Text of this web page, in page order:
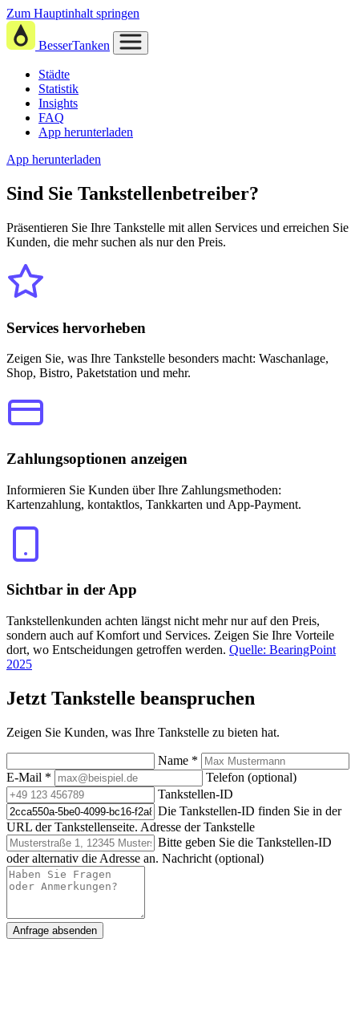
Zum Hauptinhalt springen
BesserTanken
Städte
Statistik
Insights
FAQ
App herunterladen
App herunterladen
Sind Sie Tankstellenbetreiber?
Präsentieren Sie Ihre Tankstelle mit allen Services und erreichen Sie
Kunden, die mehr suchen als nur den Preis.
Services hervorheben
Zeigen Sie, was Ihre Tankstelle besonders macht: Waschanlage,
Shop, Bistro, Paketstation und mehr.
Zahlungsoptionen anzeigen
Informieren Sie Kunden über Ihre Zahlungsmethoden:
Kartenzahlung, kontaktlos, Tankkarten und App-Payment.
Sichtbar in der App
Tankstellenkunden achten längst nicht mehr nur auf den Preis,
sondern auch auf Komfort und Services. Zeigen Sie Ihre Vorteile
dort, wo Entscheidungen getroffen werden. Quelle: BearingPoint
2025
Jetzt Tankstelle beanspruchen
Zeigen Sie Kunden, was Ihre Tankstelle zu bieten hat.
Name *
E-Mail *
Telefon (optional)
Tankstellen-ID
Die Tankstellen-ID finden Sie in der
URL der Tankstellenseite. Adresse der Tankstelle
Bitte geben Sie die Tankstellen-ID
oder alternativ die Adresse an. Nachricht (optional)
Anfrage absenden